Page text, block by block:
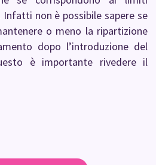
non è possibile sapere se
o meno la ripartizione
dopo l’introduzione del
è importante rivedere il